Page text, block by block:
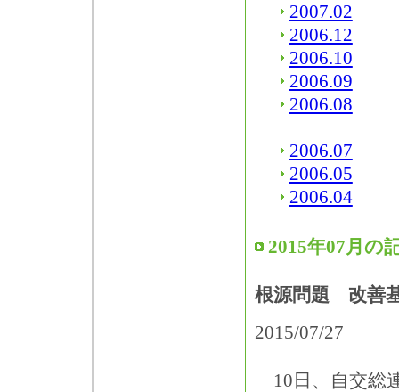
2007.02
2006.12
2006.10
2006.09
2006.08
2006.07
2006.05
2006.04
2015年07月の
根源問題 改善
2015/07/27
10日、自交総